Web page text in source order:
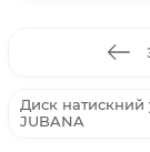
Диск натискний
JUBANA